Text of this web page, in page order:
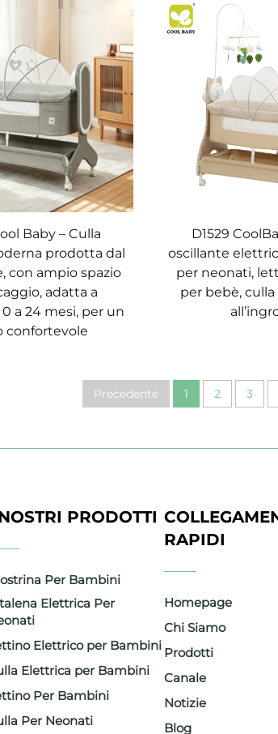
Baby – Culla
prodotta dal
con ampio spazio
adatta a
a 24 mesi, per un
confortevole
D1529
oscillante
per neonati,
per bebè,
Precedente 1 2 3
PRODOTTI
Per Bambini
Elettrica Per
Elettrico per Bambini
Elettrica per Bambini
Per Bambini
Per Neonati
RAPIDI
Homepage
Chi Siamo
Prodotti
Canale
Notizie
Blog